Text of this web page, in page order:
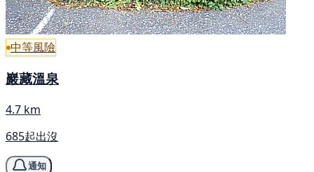
中等風險
巖藏溫泉
4.7 km
685起出沒
通知